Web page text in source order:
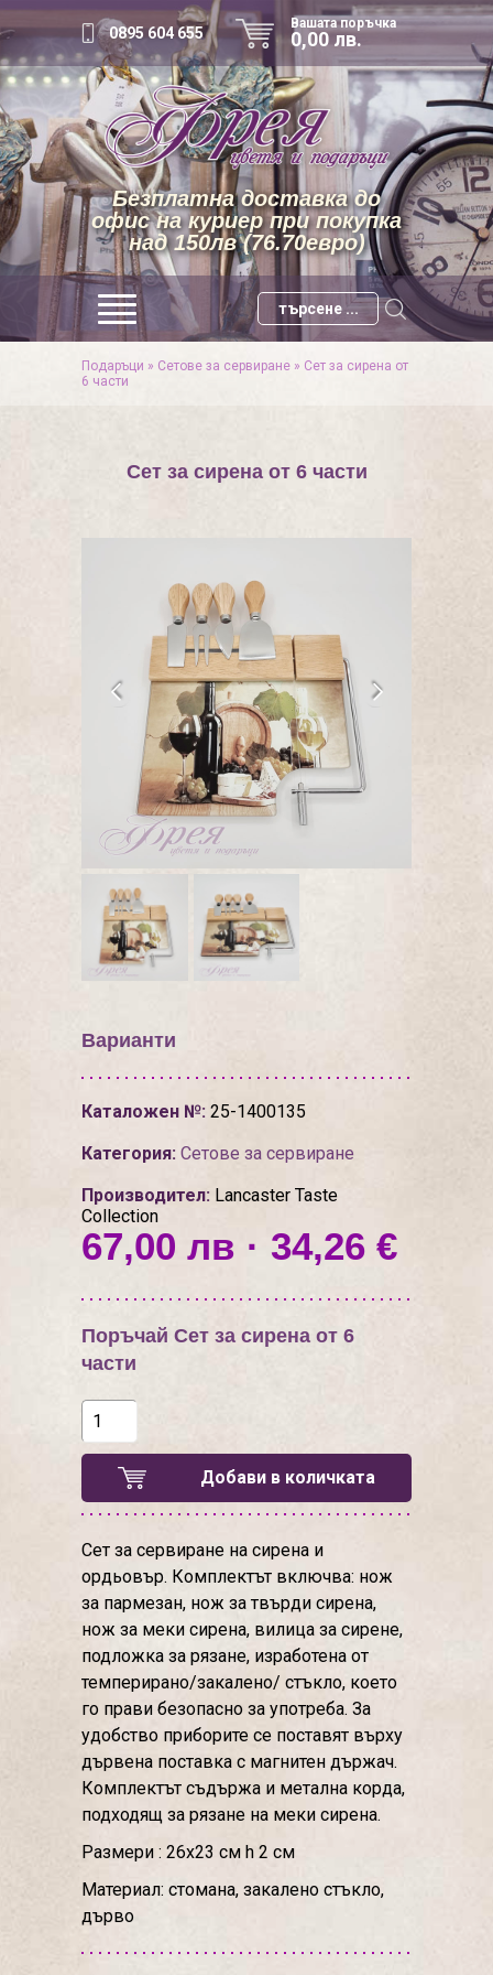
0895 604 655
Вашата поръчка
0,00 лв.
Безплатна доставка до
офис на куриер при покупка
над 150лв (76.70евро)
Подаръци » Сетове за сервиране » Сет за сирена от
6 части
Сет за сирена от 6 части
Варианти
Каталожен №: 25-1400135
Категория: Сетове за сервиране
Производител: Lancaster Taste
Collection
67,00 лв · 34,26 €
Поръчай Сет за сирена от 6
части
Добави в количката
Сет за сервиране на сирена и
ордьовър. Комплектът включва: нож
за пармезан, нож за твърди сирена,
нож за меки сирена, вилица за сирене,
подложка за рязане, изработена от
темперирано/закалено/ стъкло, което
го прави безопасно за употреба. За
удобство приборите се поставят върху
дървена поставка с магнитен държач.
Комплектът съдържа и метална корда,
подходящ за рязане на меки сирена.
Размери : 26х23 см h 2 см
Материал: стомана, закалено стъкло,
дърво